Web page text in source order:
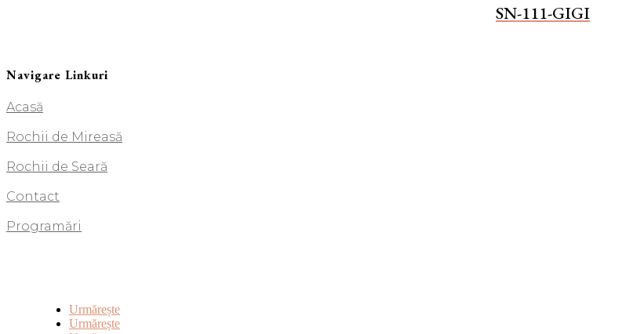
SN-111-GIGI
Navigare Linkuri
Acasă
Rochii de Mireasă
Rochii de Seară
Contact
Programări
Urmărește
Urmărește